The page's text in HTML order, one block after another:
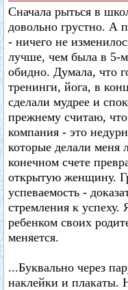
Сначала рыться в
довольно грустно. А
- ничего не
лучше, чем была в 5-
обидно. Думала, что
тренинги, йога, в
сделали мудрее и
прежнему считаю,
компания - это
которые делали меня
конечном счете
открытую женщину.
успеваемость -
стремления к
ребенком своих
меняется.
...Буквально через
наклейки и плакаты.